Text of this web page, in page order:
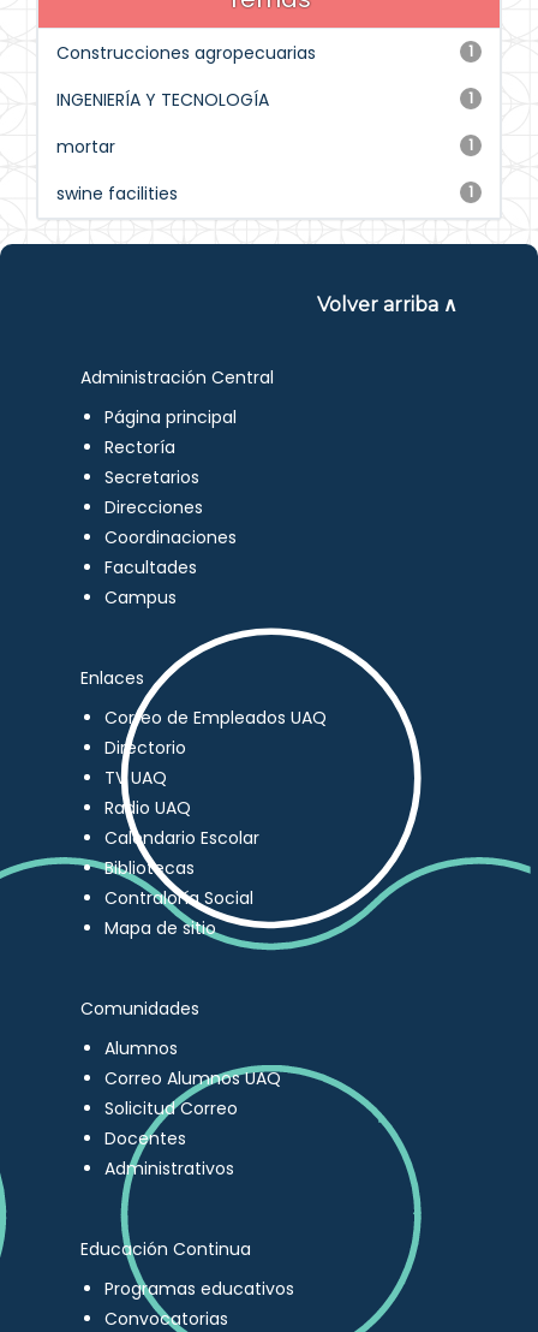
1
Construcciones agropecuarias
1
INGENIERÍA Y TECNOLOGÍA
1
mortar
1
swine facilities
Volver arriba ∧
Administración Central
Página principal
Rectoría
Secretarios
Direcciones
Coordinaciones
Facultades
Campus
Enlaces
Correo de Empleados UAQ
Directorio
TV UAQ
Radio UAQ
Calendario Escolar
Bibliotecas
Contraloría Social
Mapa de sitio
Comunidades
Alumnos
Correo Alumnos UAQ
Solicitud Correo
Docentes
Administrativos
Educación Continua
Programas educativos
Convocatorias